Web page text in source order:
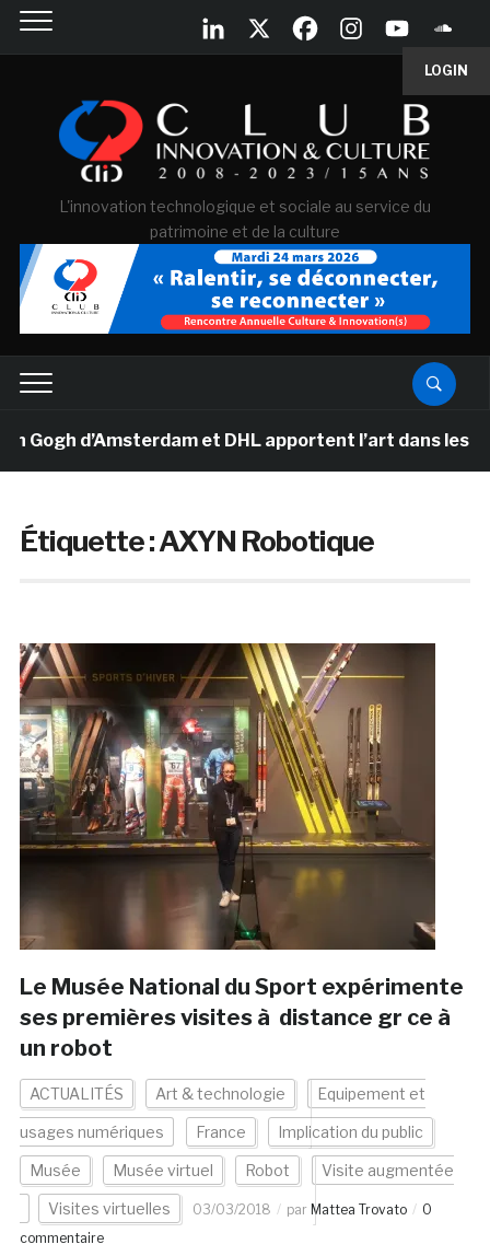
LOGIN
L'innovation technologique et sociale au service du
patrimoine et de la culture
d’Amsterdam et DHL apportent l’art dans les
Étiquette :AXYN Robotique
Le Musée National du Sport expérimente
ses premières visites à distance gr ce à
un robot
ACTUALITÉS Art & technologie Equipement et
usages numériques France Implication du public
Musée Musée virtuel Robot Visite augmentée
Visites virtuelles 03/03/2018 par Mattea Trovato
0
commentaire